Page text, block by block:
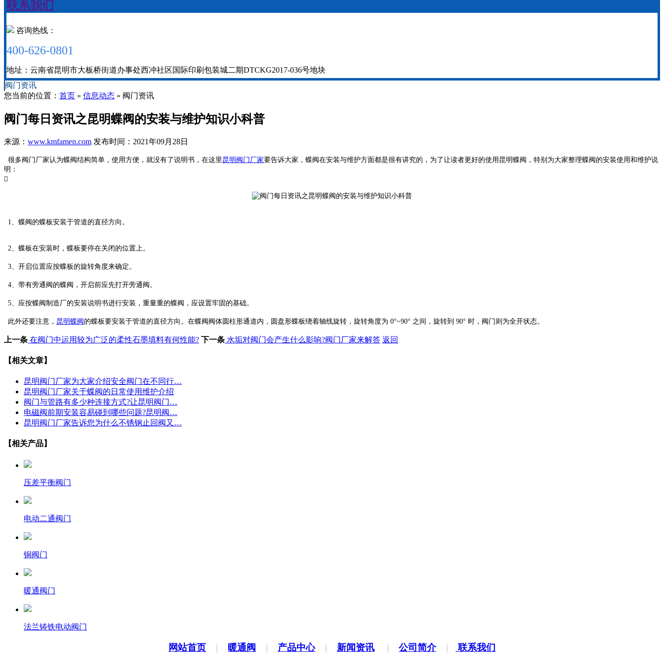
联系我们
咨询热线：
400-626-0801
地址：云南省昆明市大板桥街道办事处西冲社区国际印刷包装城二期DTCKG2017-036号地块
阀门资讯
您当前的位置： 首页 » 信息动态 » 阀门资讯
阀门每日资讯之昆明蝶阀的安装与维护知识小科普
来源： www.kmfamen.com 发布时间：2021年09月28日
很多阀门厂家认为蝶阀结构简单，使用方便，就没有了说明书，在这里 昆明阀门厂家要告诉大家，蝶阀在安装与维护方面都是很有讲究的，为了让读者更好的使用昆明蝶阀，特别为大家整理蝶阀的安装使用和维护说
明：

1、蝶阀的蝶板安装于管道的直径方向。
2、蝶板在安装时，蝶板要停在关闭的位置上。
3、开启位置应按蝶板的旋转角度来确定。
4、带有旁通阀的蝶阀，开启前应先打开旁通阀。
5、应按蝶阀制造厂的安装说明书进行安装，重量重的蝶阀，应设置牢固的基础。
此外还要注意， 昆明蝶阀的蝶板要安装于管道的直径方向。在蝶阀阀体圆柱形通道内，圆盘形蝶板绕着轴线旋转，旋转角度为 0°~90° 之间，旋转到 90° 时，阀门则为全开状态。
上一条 在阀门中运用较为广泛的柔性石墨填料有何性能? 下一条 水垢对阀门会产生什么影响?阀门厂家来解答 返回
【相关文章】
昆明阀门厂家为大家介绍安全阀门在不同行…
昆明阀门厂家关于蝶阀的日常使用维护介绍
阀门与管路有多少种连接方式?让昆明阀门…
电磁阀前期安装容易碰到哪些问题?昆明阀…
昆明阀门厂家告诉您为什么不锈钢止回阀又…
【相关产品】
压差平衡阀门
电动二通阀门
铜阀门
暖通阀门
法兰铸铁电动阀门
网站首页 | 暖通阀 | 产品中心| 新闻资讯 | 公司简介| 联系我们